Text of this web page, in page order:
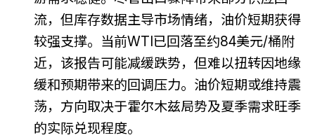
流，但库存数据主导市场情绪，油价短期获得
较强支撑。当前WTI已回落至约84美元/桶附
近，该报告可能减缓跌势，但难以扭转因地缘
缓和预期带来的回调压力。油价短期或维持震
荡，方向取决于霍尔木兹局势及夏季需求旺季
的实际兑现程度。